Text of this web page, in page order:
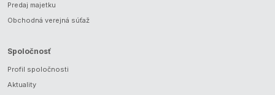
Predaj majetku
Obchodná verejná súťaž
Spoločnosť
Profil spoločnosti
Aktuality